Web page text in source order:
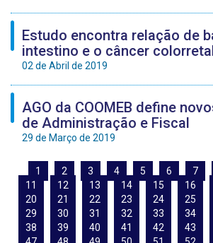
Estudo encontra relação de
intestino e o câncer
02 de Abril de 2019
AGO da COOMEB define
de Administração e Fiscal
29 de Março de 2019
1 2 3 4 5 6 7
11
12 13 14 15 16
20
21 22 23 24 25
29
30 31 32 33 34
38
39 40 41 42 43